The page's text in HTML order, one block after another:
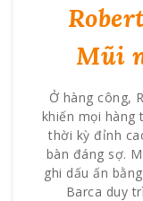
Mũi
Ở hàng công,
khiến mọi hàng
thời kỳ đỉnh
bàn đáng sợ.
ghi dấu ấn
Barca duy